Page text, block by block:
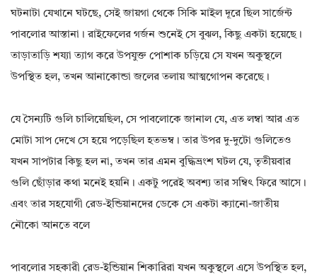
ঘটনাটা যেখানে ঘটছে, সেই জায়গা থেকে সিকি মাইল দূরে ছিল সার্জেন্ট
পাবলোর আস্তানা। রাইফেলের গর্জন শুনেই সে বুঝল, কিছু একটা হয়েছে।
তাড়াতাড়ি শয্যা ত্যাগ করে উপযুক্ত পোশাক চড়িয়ে সে যখন অকুস্থলে
উপস্থিত হল, তখন আনাকোন্ডা জলের তলায় আত্মগোপন করেছে।
যে সৈন্যটি গুলি চালিয়েছিল, সে পাবলোকে জানাল যে, এত লম্বা আর এত
মোটা সাপ দেখে সে হয়ে পড়েছিল হতভম্ব। তার উপর দু-দুটো গুলিতেও
যখন সাপটার কিছু হল না, তখন তার এমন বুদ্ধিভ্রংশ ঘটল যে, তৃতীয়বার
গুলি ছোঁড়ার কথা মনেই হয়নি। একটু পরেই অবশ্য তার সম্বিৎ ফিরে আসে।
এবং তার সহযোগী রেড-ইন্ডিয়ানদের ডেকে সে একটা ক্যানো-জাতীয়
নৌকো আনতে বলে
পাবলোর সহকারী রেড-ইন্ডিয়ান শিকারিরা যখন অকুস্থলে এসে উপস্থিত হল,